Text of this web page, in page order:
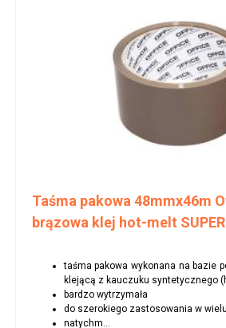
Taśma pakowa 48mmx46m
brązowa klej hot-melt SUPER
taśma pakowa wykonana na bazie
klejącą z kauczuku syntetycznego
bardzo wytrzymała
do szerokiego zastosowania w
natychm...